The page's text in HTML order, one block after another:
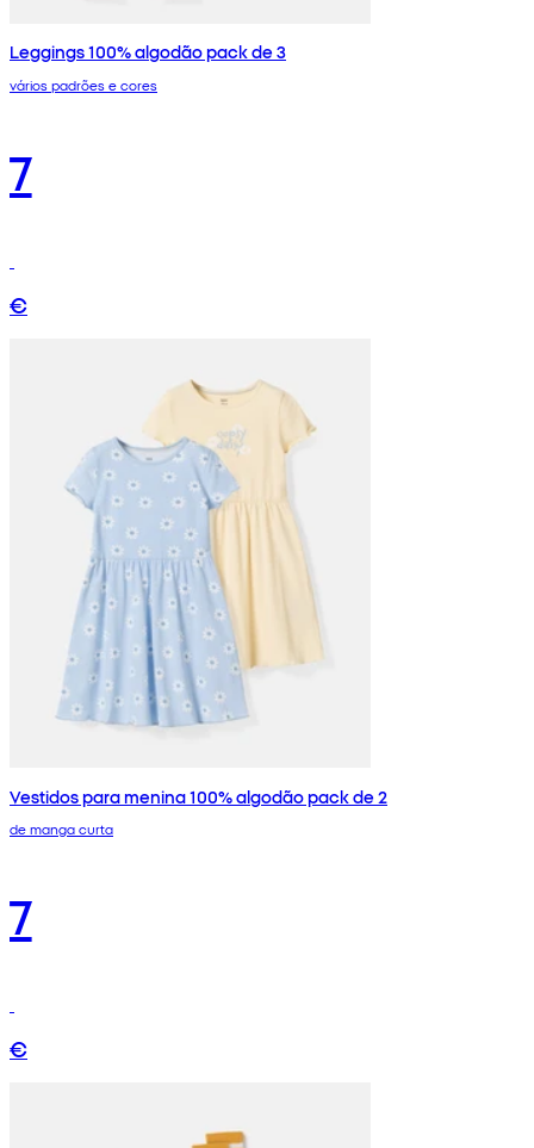
Leggings 100% algodão pack de 3
vários padrões e cores
7
€
Vestidos para menina 100% algodão pack de 2
de manga curta
7
€